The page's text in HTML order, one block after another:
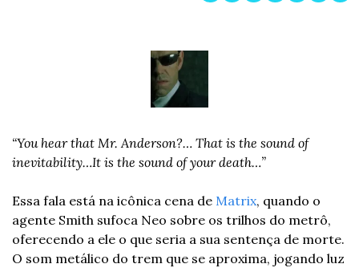
“You hear that Mr. Anderson?… That is the sound of
inevitability…It is the sound of your death…”
Essa fala está na icônica cena de Matrix, quando o
agente Smith sufoca Neo sobre os trilhos do metrô,
oferecendo a ele o que seria a sua sentença de morte.
O som metálico do trem que se aproxima, jogando luz